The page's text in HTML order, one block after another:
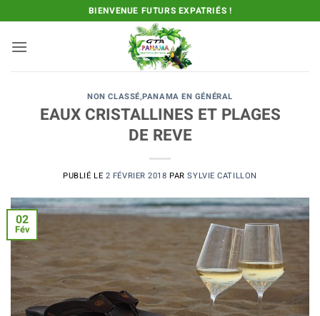
au
contenu
BIENVENUE FUTURS EXPATRIÉS !
NON CLASSÉ,PANAMA EN GÉNÉRAL
EAUX CRISTALLINES ET PLAGES
DE REVE
PUBLIÉ LE 2 FÉVRIER 2018 PARSYLVIE CATILLON
02
Fév